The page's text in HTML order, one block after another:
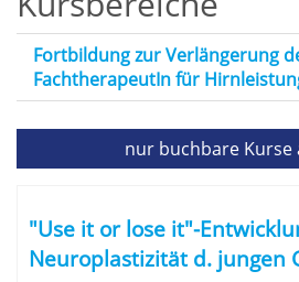
Spezielle
Fortbildungen
für
Ganzheitliche
Fortbildung zur Verlängerung
FachtherapeutIn für
nur buchbareKurse
Tabellenüberschriften
können
sortiert
"Use it or lose it"-
Neuroplastizität d. jungen